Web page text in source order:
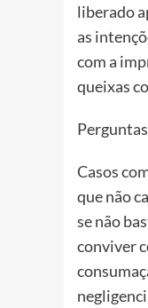
liberado
as
com a
queixas
Casos
que não
se não
conviver